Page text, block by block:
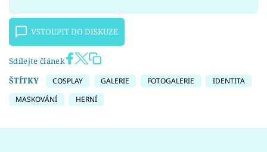
VSTOUPIT DO DISKUZE
Sdílejte článek
ŠTÍTKY
COSPLAY GALERIE FOTOGALERIE
IDENTITA
MASKOVÁNÍ
HERNÍ